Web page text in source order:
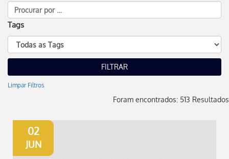
Tags
Limpar Filtros
Foram encontrados: 513 Resultados
02
JUN